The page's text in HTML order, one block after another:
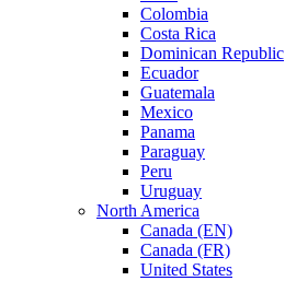
Colombia
Costa Rica
Dominican Republic
Ecuador
Guatemala
Mexico
Panama
Paraguay
Peru
Uruguay
North America
Canada (EN)
Canada (FR)
United States